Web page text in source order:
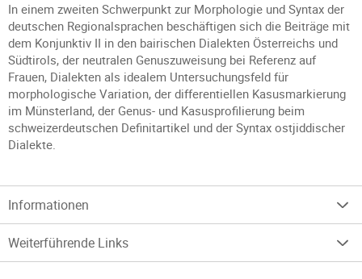
In einem zweiten Schwerpunkt zur Morphologie und Syntax der
deutschen Regionalsprachen beschäftigen sich die Beiträge mit
dem Konjunktiv II in den bairischen Dialekten Österreichs und
Südtirols, der neutralen Genuszuweisung bei Referenz auf
Frauen, Dialekten als idealem Untersuchungsfeld für
morphologische Variation, der differentiellen Kasusmarkierung
im Münsterland, der Genus- und Kasusprofilierung beim
schweizerdeutschen Definitartikel und der Syntax ostjiddischer
Dialekte.
Informationen
Weiterführende Links